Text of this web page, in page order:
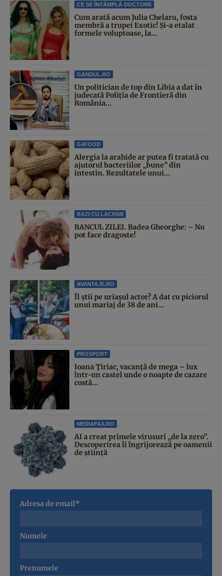
CE SE ÎNTÂMPLĂ DOCTORE
Cum arată acum Julia Chelaru, fosta
membră a trupei Exotic! Și-a etalat
formele voluptoase, la...
GANDUL.RO
Un politician de top din Libia a dat în
judecată Poliția de Frontieră din
România...
G4FOOD
Alergia la arahide ar putea fi tratată cu
ajutorul bacteriilor „bune” din
intestin. Rezultatele unui...
RAZI CU LACRIMI
BANCUL ZILEI. Badea Gheorghe: – Nu
pot face dragoste!
AVANTAJE.RO
Îl știi pe uriașul actor? A dat cu piciorul
unui mariaj de 38 de ani...
PROSPORT
Ioana Țiriac, vacanță de mega – lux
într-un castel unde o noapte de cazare
costă...
MEDIAFAX.RO
AI a creat primele virusuri „de la zero”.
Descoperirea îi îngrijorează pe oamenii
de știință
Adresa de email*
Numele
Prenumele